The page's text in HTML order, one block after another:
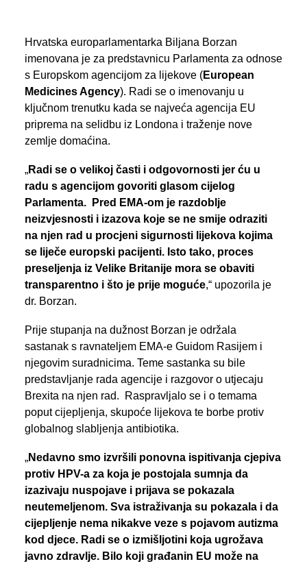
SEARCH
Hrvatska europarlamentarka Biljana Borzan
imenovana je za predstavnicu Parlamenta za odnose
s Europskom agencijom za lijekove (European
Medicines Agency). Radi se o imenovanju u
ključnom trenutku kada se najveća agencija EU
priprema na selidbu iz Londona i traženje nove
zemlje domaćina.
„Radi se o velikoj časti i odgovornosti jer ću u
radu s agencijom govoriti glasom cijelog
Parlamenta. Pred EMA-om je razdoblje
neizvjesnosti i izazova koje se ne smije odraziti
na njen rad u procjeni sigurnosti lijekova kojima
se liječe europski pacijenti. Isto tako, proces
preseljenja iz Velike Britanije mora se obaviti
transparentno i što je prije moguće,“ upozorila je
dr. Borzan.
Prije stupanja na dužnost Borzan je održala
sastanak s ravnateljem EMA-e Guidom Rasijem i
njegovim suradnicima. Teme sastanka su bile
predstavljanje rada agencije i razgovor o utjecaju
Brexita na njen rad. Raspravljalo se i o temama
poput cijepljenja, skupoće lijekova te borbe protiv
globalnog slabljenja antibiotika.
„Nedavno smo izvršili ponovna ispitivanja cjepiva
protiv HPV-a za koja je postojala sumnja da
izazivaju nuspojave i prijava se pokazala
neutemeljenom. Sva istraživanja su pokazala i da
cijepljenje nema nikakve veze s pojavom autizma
kod djece. Radi se o izmišljotini koja ugrožava
javno zdravlje. Bilo koji građanin EU može na